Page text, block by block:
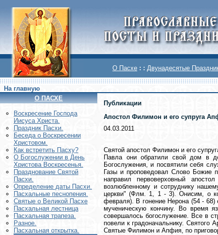
О Пасхе : : Двунадесятые
На главную
О ПАСХЕ
Воскреcение Господа
Иисуса Христа.
Праздник Пасхи.
Беседа о Воскресении
Христовом.
Как встретить Пасху?
О Богослужении в День
Христова Воскресенья.
Празднование Святой
Пасхи.
Определение даты Пасхи.
Пасхальные песнопения.
Святые о Великой Пасхе
Пасхальная лестница
Пасхальная трапеза.
Разное.
Пасхальная открытка.
Публикации
Апостол Филимон и его супруга
04.03.2011
Святой апостол Филимон и его
Павла они обратили свой дом в
Богослужения, и посвятили себя
Газы и проповедовал Слово Божие
направил первоверховный
возлюбленному и сотруднику
церкви" (Флм. 1, 1 - 3). Онисим, о
февраля). В гонение Нерона (54 -
мученическую кончину. Во время
совершалось богослужение. Все в
повели к градоначальнику. Святого
Святые Филимон и Апфия, по